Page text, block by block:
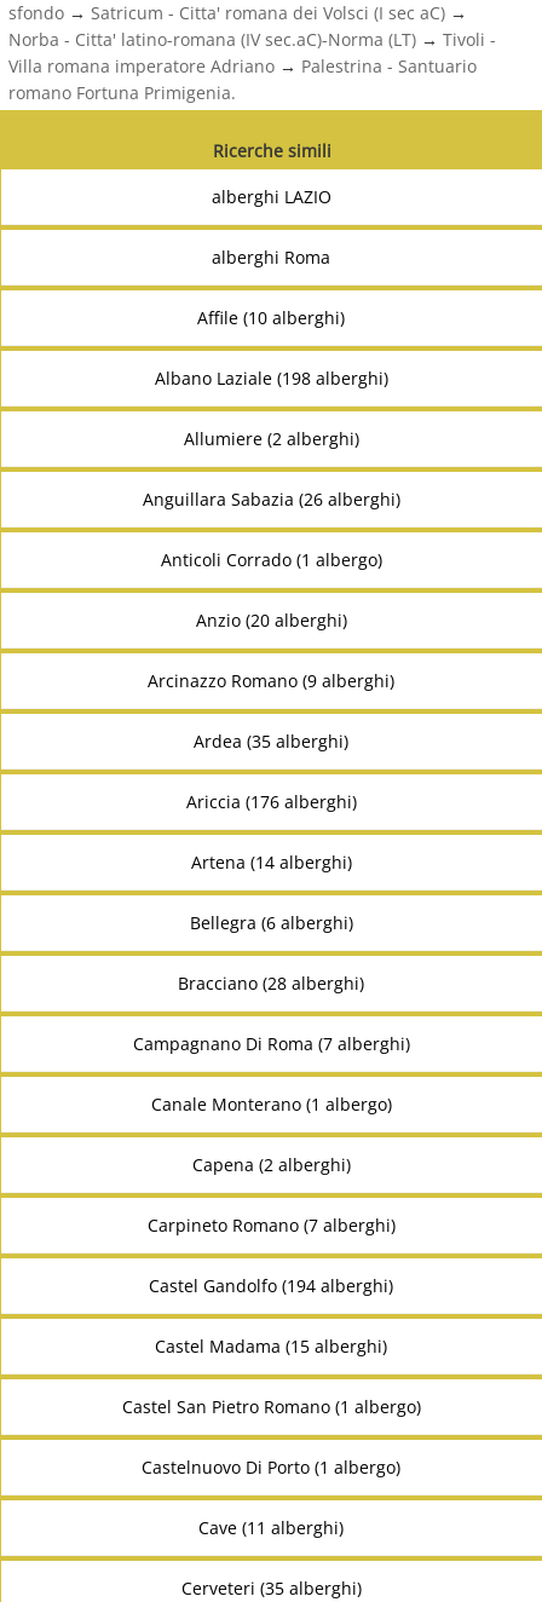
sfondo → Satricum - Citta' romana dei Volsci (I sec aC) →
Norba - Citta' latino-romana (IV sec.aC)-Norma (LT) → Tivoli -
Villa romana imperatore Adriano → Palestrina - Santuario
romano Fortuna Primigenia.
Ricerche simili
alberghi LAZIO
alberghi Roma
Affile (10 alberghi)
Albano Laziale (198 alberghi)
Allumiere (2 alberghi)
Anguillara Sabazia (26 alberghi)
Anticoli Corrado (1 albergo)
Anzio (20 alberghi)
Arcinazzo Romano (9 alberghi)
Ardea (35 alberghi)
Ariccia (176 alberghi)
Artena (14 alberghi)
Bellegra (6 alberghi)
Bracciano (28 alberghi)
Campagnano Di Roma (7 alberghi)
Canale Monterano (1 albergo)
Capena (2 alberghi)
Carpineto Romano (7 alberghi)
Castel Gandolfo (194 alberghi)
Castel Madama (15 alberghi)
Castel San Pietro Romano (1 albergo)
Castelnuovo Di Porto (1 albergo)
Cave (11 alberghi)
Cerveteri (35 alberghi)